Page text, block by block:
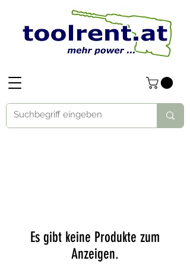
Es gibt keine Produkte zum
Anzeigen.